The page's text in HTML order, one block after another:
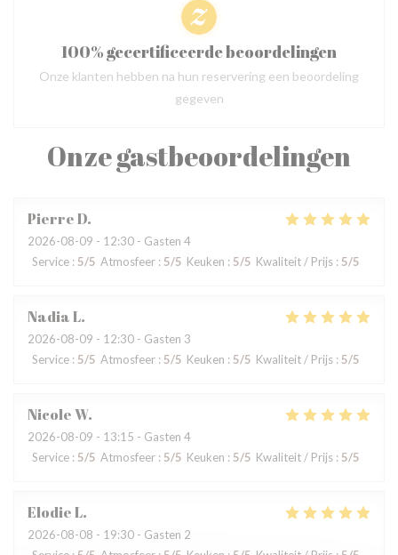
Onze gastbeoordelingen
PierreD
2026-08-09 - 12:30 - Gasten 4
Service : 5/5 Atmosfeer : 5/5 Keuken : 5/5 Kwaliteit / Prijs : 5/5
NadiaL
2026-08-09 - 12:30 - Gasten 3
Service : 5/5 Atmosfeer : 5/5 Keuken : 5/5 Kwaliteit / Prijs : 5/5
NicoleW
2026-08-09 - 13:15 - Gasten 4
Service : 5/5 Atmosfeer : 5/5 Keuken : 5/5 Kwaliteit / Prijs : 5/5
ElodieL
2026-08-08 - 19:30 - Gasten 2
100% gecertificeerde beoordelingen
Onze klanten hebben na hun reservering een beoordeling
gegeven